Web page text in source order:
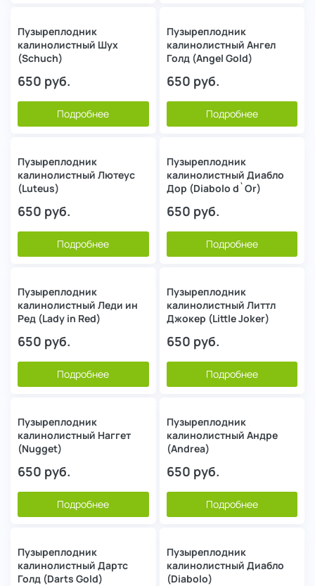
Пузыреплодник
калинолистный Шух
(Schuch)
650 руб.
Подробнее
Пузыреплодник
калинолистный Ангел
Голд (Angel Gold)
650 руб.
Подробнее
Пузыреплодник
калинолистный Лютеус
(Luteus)
650 руб.
Подробнее
Пузыреплодник
калинолистный Диабло
Дор (Diabolo d`Or)
650 руб.
Подробнее
Пузыреплодник
калинолистный Леди ин
Ред (Lady in Red)
650 руб.
Подробнее
Пузыреплодник
калинолистный Литтл
Джокер (Little Joker)
650 руб.
Подробнее
Пузыреплодник
калинолистный Наггет
(Nugget)
650 руб.
Подробнее
Пузыреплодник
калинолистный Андре
(Andrea)
650 руб.
Подробнее
Пузыреплодник
калинолистный Дартс
Голд (Darts Gold)
Пузыреплодник
калинолистный Диабло
(Diabolo)